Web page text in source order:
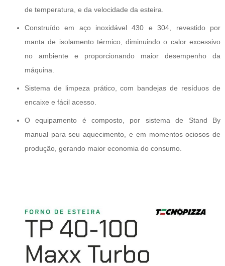
de temperatura, e da velocidade da esteira.
Construído em aço inoxidável 430 e 304, revestido por
manta de isolamento térmico, diminuindo o calor excessivo
no ambiente e proporcionando maior desempenho da
máquina.
Sistema de limpeza prático, com bandejas de resíduos de
encaixe e fácil acesso.
O equipamento é composto, por sistema de Stand By
manual paraseu aquecimento, e em momentos ociosos de
produção, gerando maior economia do consumo.